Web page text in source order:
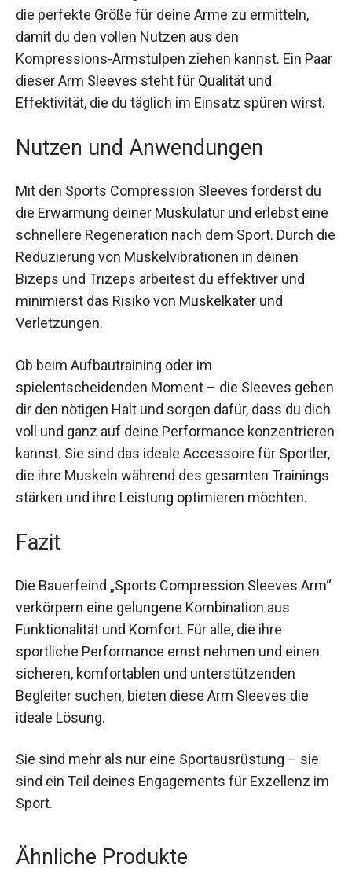
Eine messanleitung und ein Video helfen dir
dabei, die perfekte Größe für deine Arme zu
ermitteln, damit du den vollen Nutzen aus den
Kompressions-Armstulpen ziehen kannst. Ein
Paar dieser Arm Sleeves steht für Qualität und
Effektivität, die du täglich im Einsatz spüren
wirst.
Nutzen und Anwendungen
Mit den Sports Compression Sleeves förderst du
die Erwärmung deiner Muskulatur und erlebst
eine schnellere Regeneration nach dem Sport.
Durch die Reduzierung von Muskelvibrationen in
deinen Bizeps und Trizeps arbeitest du effektiver
und minimierst das Risiko von Muskelkater und
Verletzungen.
Ob beim Aufbautraining oder im
spielentscheidenden Moment – die Sleeves
geben dir den nötigen Halt und sorgen dafür, dass
du dich voll und ganz auf deine Performance
konzentrieren kannst. Sie sind das ideale
während des gesamten Trainings stärken und
Fazit
Die Bauerfeind „Sports Compression Sleeves
Arm“ verkörpern eine gelungene Kombination aus
Funktionalität und Komfort. Für alle, die ihre
sportliche Performance ernst nehmen und einen
sicheren, komfortablen und unterstützenden
Begleiter suchen, bieten diese Arm Sleeves die
sind ein Teil deines Engagements für Exzellenz